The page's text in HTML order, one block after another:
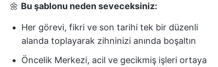
🌼 Bu şablonu neden seveceksiniz:
Her görevi, fikri ve son tarihi tek bir düzenli
alanda toplayarak zihninizi anında boşaltın
Öncelik Merkezi, acil ve gecikmiş işleri ortaya